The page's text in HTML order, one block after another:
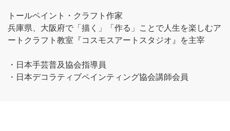
トールペイント・クラフト作家
兵庫県、大阪府で「描く」「作る」ことで人生を楽しむア
ートクラフト教室『コスモスアートスタジオ』を主宰
・日本手芸普及協会指導員
・日本デコラティブペインティング協会講師会員